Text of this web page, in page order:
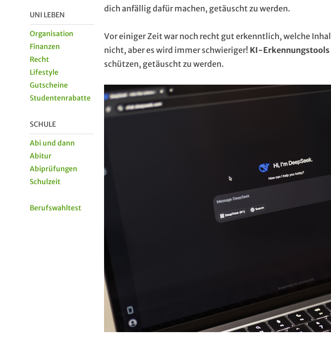
UNI LEBEN
Organisation
Finanzen
Recht
Lifestyle
Gutscheine
Studentenrabatte
SCHULE
Abi und dann
Abitur
Abiprüfungen
Schulzeit
Berufswahltest
dich anfällig dafür machen, getäuscht zu werden.
Vor einiger Zeit war noch recht gut erkenntlich, welche
nicht, aber es wird immer schwieriger! KI-Erkennungstools
schützen, getäuscht zu werden.